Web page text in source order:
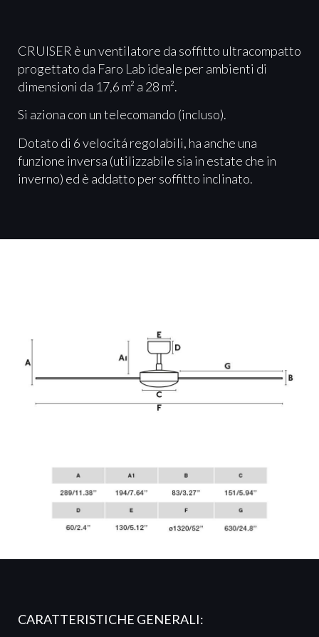
CRUISER è un ventilatore da soffitto ultracompatto
progettato da Faro Lab ideale per ambienti di
dimensioni da 17,6 m² a 28 m².
Si aziona con un telecomando (incluso).
Dotato di 6 velocitá regolabili, ha anche una
funzione inversa (utilizzabile sia in estate che in
inverno) ed è addatto per soffitto inclinato.
CARATTERISTICHE GENERALI: